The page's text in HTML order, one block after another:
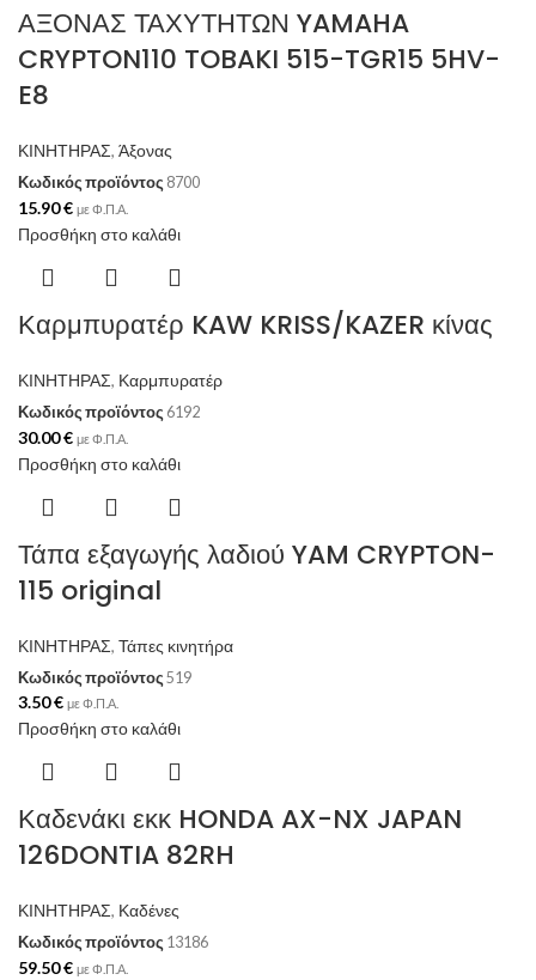
ΑΞΟΝΑΣ ΤΑΧΥΤΗΤΩΝ YAMAHA
CRYPTON110 TOBAKI 515-TGR15 5HV-
E8
ΚΙΝΗΤΗΡΑΣ, Άξονας
Κωδικός προϊόντος 8700
15.90€ με Φ.Π.Α.
Προσθήκη στο καλάθι
Καρμπυρατέρ KAW KRISS/KAZER κίνας
ΚΙΝΗΤΗΡΑΣ, Καρμπυρατέρ
Κωδικός προϊόντος 6192
30.00€ με Φ.Π.Α.
Προσθήκη στο καλάθι
Τάπα εξαγωγής λαδιού YAM CRYPTON-
115 original
ΚΙΝΗΤΗΡΑΣ, Τάπες κινητήρα
Κωδικός προϊόντος 519
3.50€ με Φ.Π.Α.
Προσθήκη στο καλάθι
Καδενάκι εκκ HONDA AX-NX JAPAN
126DONTIA 82RH
ΚΙΝΗΤΗΡΑΣ, Καδένες
Κωδικός προϊόντος 13186
59.50€ με Φ.Π.Α.